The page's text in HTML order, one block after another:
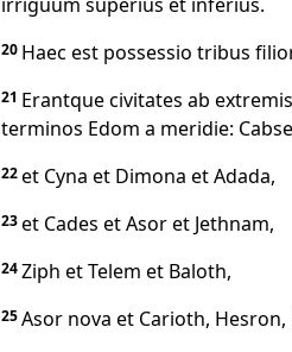
20 Haec est possessio tribus
21 Erantque civitates ab
terminos Edom a meridie:
22et Cyna et Dimona et Adada,
23et Cades et Asor et Jethnam,
24Ziph et Telem et Baloth,
25Asor nova et Carioth, Hesron,